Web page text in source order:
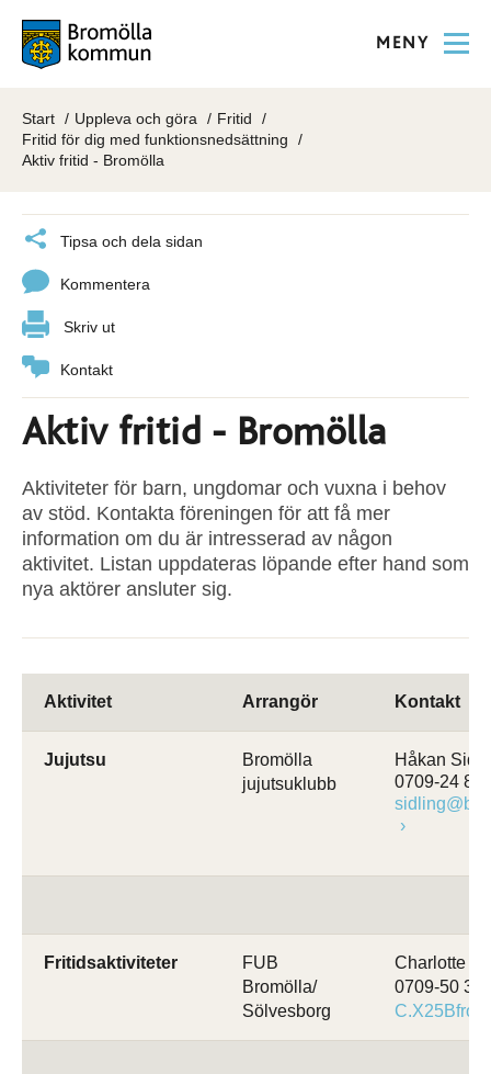
MENY
Start Uppleva och göra
Fritid
Fritid för dig med funktionsnedsättning
Aktiv fritid - Bromölla
Tipsa och dela sidan
Kommentera
Skriv ut
Kontakt
Aktiv fritid - Bromölla
Aktiviteter för barn, ungdomar och vuxna i behov
av stöd. Kontakta föreningen för att få mer
information om du är intresserad av någon
aktivitet. Listan uppdateras löpande efter hand som
nya aktörer ansluter sig.
Aktivitet Arrangör Kontakt
Jujutsu
Bromölla
jujutsuklubb
Håkan
0709-24 88
Fritidsaktiviteter
FUB
Bromölla/
Sölvesborg
Charlotte
0709-50 32